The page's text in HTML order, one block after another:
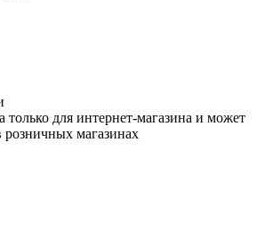
только для интернет-магазина и может
розничных магазинах